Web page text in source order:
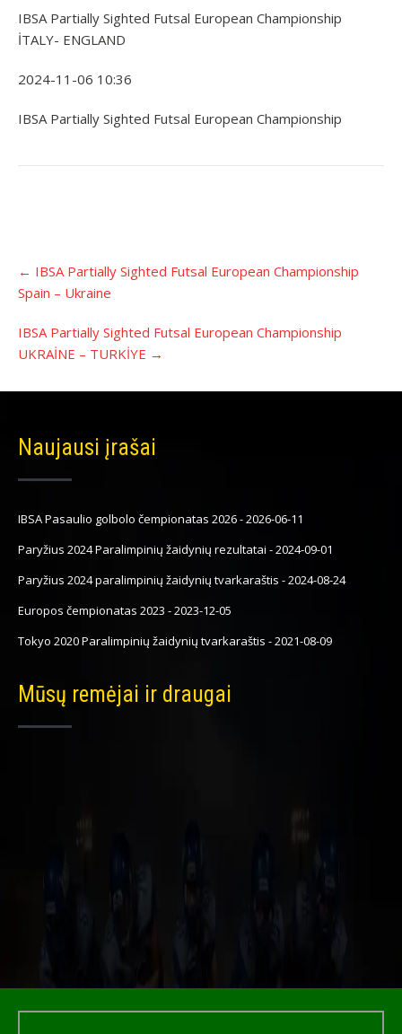
IBSA Partially Sighted Futsal European Championship
İTALY- ENGLAND
2024-11-06 10:36
IBSA Partially Sighted Futsal European Championship
navigacija
← IBSA Partially Sighted Futsal European Championship
Spain – Ukraine
IBSA Partially Sighted Futsal European Championship
UKRAİNE – TURKİYE →
Naujausi įrašai
IBSA Pasaulio golbolo čempionatas 2026-2026-06-11
Paryžius 2024 Paralimpinių žaidynių rezultatai -2024-09-01
Paryžius 2024 paralimpinių žaidynių tvarkaraštis -2024-08-24
Europos čempionatas 2023 -2023-12-05
Tokyo 2020 Paralimpinių žaidynių tvarkaraštis -2021-08-09
Mūsų remėjai ir draugai